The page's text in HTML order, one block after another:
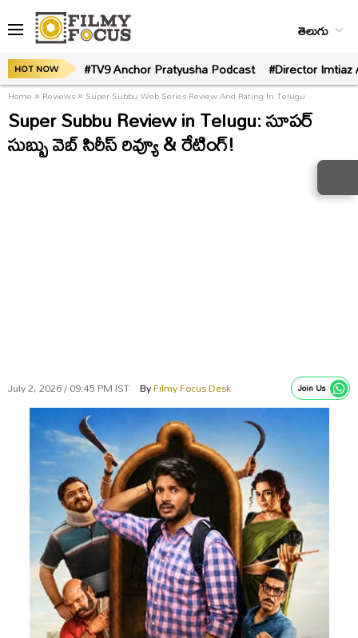
తెలుగు
HOT NOW #TV9 Anchor Pratyusha Podcast #Director
Home» Reviews» Super Subbu Web Series Review And Rating In Telugu
Super Subbu Review in Telugu: సూప‌ర్
సుబ్బు వెబ్ సిరీస్ రివ్యూ & రేటింగ్‌!
July 2, 2026 / 09:45 PM IST ByFilmy Focus Desk Join Us